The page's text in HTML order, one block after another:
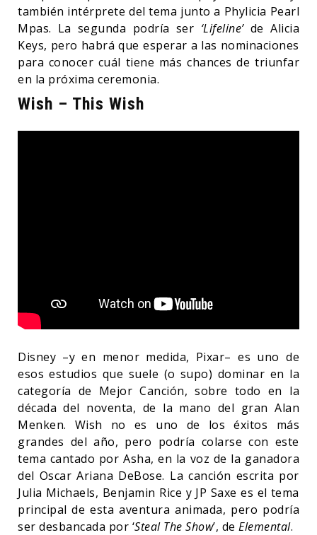
también intérprete del tema junto a Phylicia Pearl
Mpas. La segunda podría ser ‘Lifeline’ de Alicia
Keys, pero habrá que esperar a las nominaciones
para conocer cuál tiene más chances de triunfar
en la próxima ceremonia.
Wish – This Wish
Disney –y en menor medida, Pixar– es uno de
esos estudios que suele (o supo) dominar en la
categoría de Mejor Canción, sobre todo en la
década del noventa, de la mano del gran Alan
Menken. Wish no es uno de los éxitos más
grandes del año, pero podría colarse con este
tema cantado por Asha, en la voz de la ganadora
del Oscar Ariana DeBose. La canción escrita por
Julia Michaels, Benjamin Rice y JP Saxe es el tema
principal de esta aventura animada, pero podría
ser desbancada por ‘Steal The Show’, de Elemental.